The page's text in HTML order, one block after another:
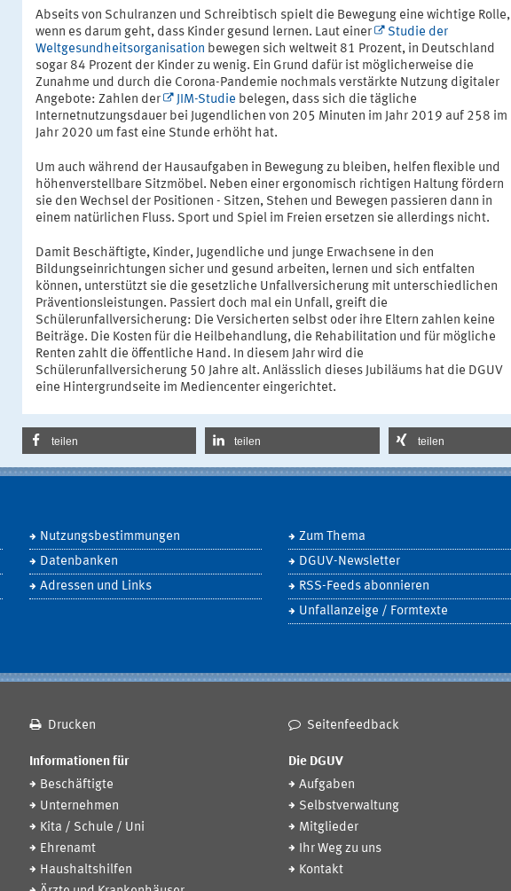
Abseits von Schulranzen und Schreibtisch spielt die Bewegung eine wichtige Rolle,
wenn es darum geht, dass Kinder gesund lernen. Laut einer
Studie der
Weltgesundheitsorganisation bewegen sich weltweit 81 Prozent, in Deutschland
sogar 84 Prozent der Kinder zu wenig. Ein Grund dafür ist möglicherweise die
Zunahme und durch die Corona-Pandemie nochmals verstärkte Nutzung digitaler
Angebote: Zahlen der
JIM-Studie belegen, dass sich die tägliche
Internetnutzungsdauer bei Jugendlichen von 205 Minuten im Jahr 2019 auf 258 im
Jahr 2020 um fast eine Stunde erhöht hat.
Um auch während der Hausaufgaben in Bewegung zu bleiben, helfen flexible und
höhenverstellbare Sitzmöbel. Neben einer ergonomisch richtigen Haltung fördern
sie den Wechsel der Positionen - Sitzen, Stehen und Bewegen passieren dann in
einem natürlichen Fluss. Sport und Spiel im Freien ersetzen sie allerdings nicht.
Damit Beschäftigte, Kinder, Jugendliche und junge Erwachsene in den
Bildungseinrichtungen sicher und gesund arbeiten, lernen und sich entfalten
können, unterstützt sie die gesetzliche Unfallversicherung mit unterschiedlichen
Präventionsleistungen. Passiert doch mal ein Unfall, greift die
Schülerunfallversicherung: Die Versicherten selbst oder ihre Eltern zahlen keine
Beiträge. Die Kosten für die Heilbehandlung, die Rehabilitation und für mögliche
Renten zahlt die öffentliche Hand. In diesem Jahr wird die
Schülerunfallversicherung 50 Jahre alt. Anlässlich dieses Jubiläums hat die DGUV
eine Hintergrundseite im Mediencenter eingerichtet.
teilen teilen teilen
Nutzungsbestimmungen
Datenbanken
Adressen und Links
Zum Thema
DGUV-Newsletter
RSS-Feeds abonnieren
Unfallanzeige / Formtexte
Drucken Seitenfeedback
Informationen für
Beschäftigte
Unternehmen
Kita / Schule / Uni
Ehrenamt
Haushaltshilfen
Die DGUV
Aufgaben
Selbstverwaltung
Mitglieder
Ihr Weg zu uns
Kontakt